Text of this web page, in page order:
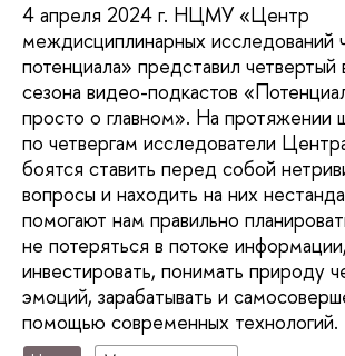
4 апреля 2024 г. НЦМУ «Центр
междисциплинарных исследований
потенциала» представил четвертый
сезона видео-подкастов
просто о главном». На протяжении
по четвергам исследователи
боятся ставить перед собой
вопросы и находить на них
помогают нам правильно
не потеряться в потоке
инвестировать, понимать природу
эмоций, зарабатывать и
помощью современных технологий.